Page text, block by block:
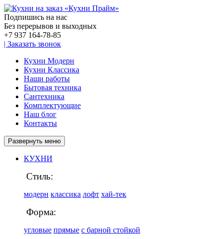
Подпишись на нас
Без перерывов и выходных
+7 937 164-78-85
| Заказать звонок
Кухни Модерн
Кухни Классика
Наши работы
Бытовая техника
Сантехника
Комплектующие
Наш блог
Контакты
Развернуть меню
КУХНИ
Стиль:
модерн классика лофт хай-тек
Форма:
угловые прямые с барной стойкой